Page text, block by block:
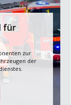
für
zur
der